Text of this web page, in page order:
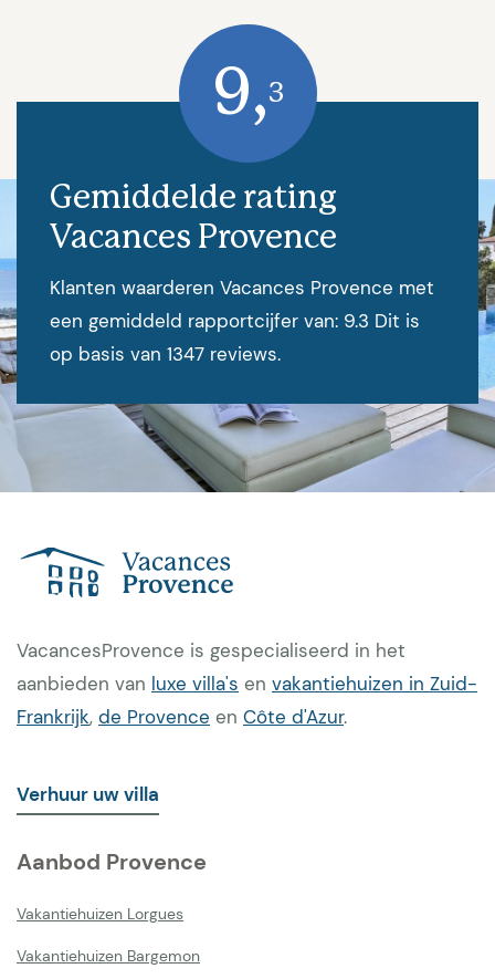
Gemiddelde rating
Vacances Provence
Klanten waarderen Vacances Provence met
een gemiddeld rapportcijfer van: 9.3 Dit is
op basis van 1347 reviews.
9,3
VacancesProvence is gespecialiseerd in het
aanbieden van luxe villa's en vakantiehuizen in Zuid-
Frankrijk, de Provence en Côte d'Azur.
Verhuur uw villa
Aanbod Provence
Vakantiehuizen Lorgues
Vakantiehuizen Bargemon